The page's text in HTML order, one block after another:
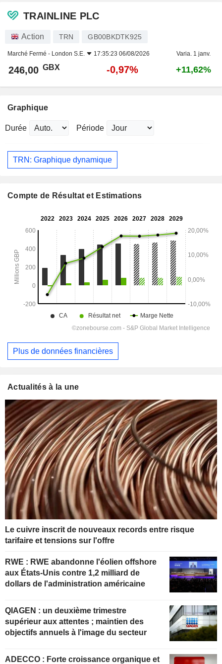
TRAINLINE PLC
Action TRN GB00BKDTK925
Marché Fermé - London S.E. 17:35:23 06/08/2026 Varia. 1 janv.
246,00 GBX -0,97% +11,62%
Graphique
Durée Période
TRN: Graphique dynamique
Compte de Résultat et Estimations
Plus de données financières
Actualités à la une
Le cuivre inscrit de nouveaux records entre risque
tarifaire et tensions sur l'offre
RWE : RWE abandonne l'éolien offshore
aux États-Unis contre 1,2 milliard de
dollars de l'administration américaine
QIAGEN : un deuxième trimestre
supérieur aux attentes ; maintien des
objectifs annuels à l'image du secteur
ADECCO : Forte croissance organique et